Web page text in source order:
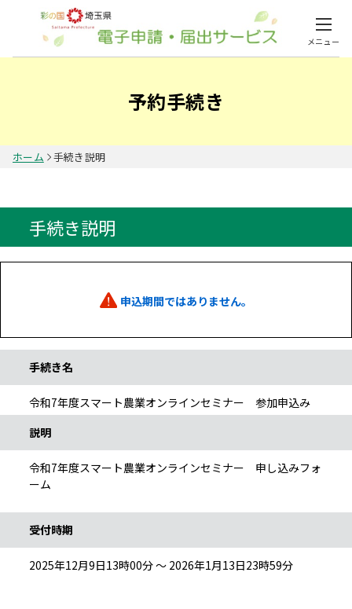
メニュー
予約手続き
ホーム 手続き説明
手続き説明
申込期間ではありません。
手続き名
令和7年度スマート農業オンラインセミナー 参加申込み
説明
令和7年度スマート農業オンラインセミナー 申し込みフォ
ーム
受付時期
2025年12月9日13時00分 ～ 2026年1月13日23時59分